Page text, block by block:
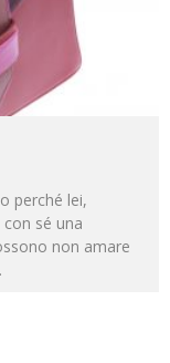
perché lei,
sé una
non amare